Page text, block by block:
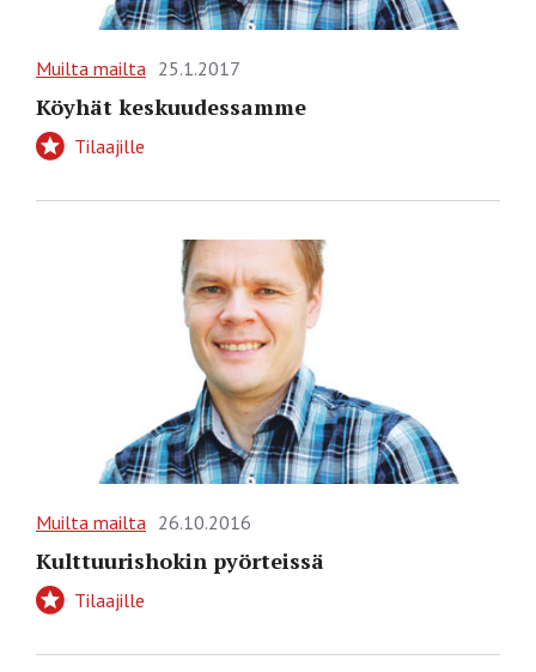
Muilta mailta 25.1.2017
Köyhät keskuudessamme
Tilaajille
Muilta mailta 26.10.2016
Kulttuurishokin pyörteissä
Tilaajille